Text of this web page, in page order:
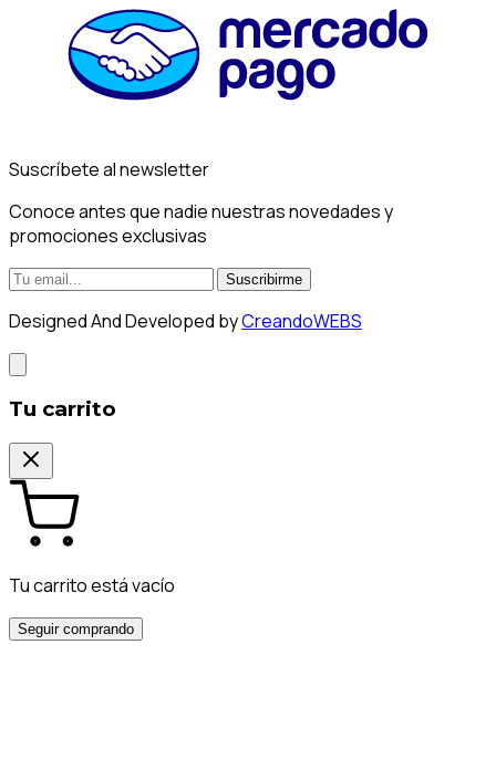
Suscríbete al newsletter
Conoce antes que nadie nuestras novedades y
promociones exclusivas
Suscribirme
Designed And Developed byCreandoWEBS
Tu carrito
Tu carrito está vacío
Seguir comprando